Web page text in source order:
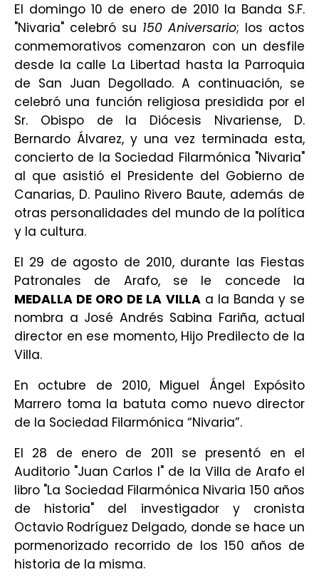
El domingo 10 de enero de 2010 la Banda S.F.
"Nivaria" celebró su 150 Aniversario; los actos
conmemorativos comenzaron con un desfile
desde la calle La Libertad hasta la Parroquia
de San Juan Degollado. A continuación, se
celebró una función religiosa presidida por el
Sr. Obispo de la Diócesis Nivariense, D.
Bernardo Álvarez, y una vez terminada esta,
concierto de la Sociedad Filarmónica "Nivaria"
al que asistió el Presidente del Gobierno de
Canarias, D. Paulino Rivero Baute, además de
otras personalidades del mundo de la política
y la cultura.
El 29 de agosto de 2010, durante las Fiestas
Patronales de Arafo, se le concede la
MEDALLA DE ORO DE LA VILLAa la Banda y se
nombra a José Andrés Sabina Fariña, actual
director en ese momento, Hijo Predilecto de la
Villa.
En octubre de 2010, Miguel Ángel Expósito
Marrero toma la batuta como nuevo director
de la Sociedad Filarmónica “Nivaria”.
El 28 de enero de 2011 se presentó en el
Auditorio "Juan Carlos I" de la Villa de Arafo el
libro "La Sociedad Filarmónica Nivaria 150 años
de historia" del investigador y cronista
Octavio Rodríguez Delgado, donde se hace un
pormenorizado recorrido de los 150 años de
historia de la misma.